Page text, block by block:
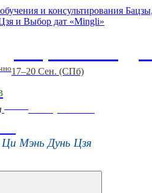
и консультирования
и Выбор дат «Mingli»
17–20 Сен. (СПб)
Ци Мэнь Дунь Цзя